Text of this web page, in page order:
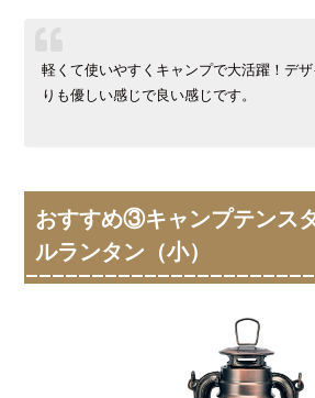
軽くて使いやすくキャンプで大活躍！デ
りも優しい感じで良い感じです。
おすすめ③キャンプテンス
ルランタン（小）